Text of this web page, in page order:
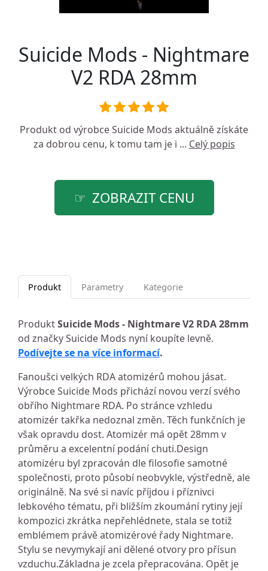
Suicide Mods - Nightmare
V2 RDA 28mm
Produkt od výrobceSuicide Mods aktuálně získáte
za dobrou cenu, k tomu tam je i ... Celý popis
ZOBRAZIT CENU
Produkt Parametry Kategorie
ProduktSuicide Mods - Nightmare V2 RDA 28mm
od značky Suicide Mods nyní koupíte levně.
Podívejte se na více informací.
Fanoušci velkých RDA atomizérů mohou jásat.
Výrobce Suicide Mods přichází novou verzí svého
obřího Nightmare RDA. Po stránce vzhledu
atomizér takřka nedoznal změn. Těch funkčních je
však opravdu dost. Atomizér má opět 28mm v
průměru a excelentní podání chuti.Design
atomizéru byl zpracován dle filosofie samotné
společnosti, proto působí neobvykle, výstředně, ale
originálně. Na své si navíc příjdou i příznivci
lebkového tématu, při bližším zkoumání rytiny její
kompozici zkrátka nepřehlédnete, stala se totiž
emblémem právě atomizérové řady Nightmare.
Stylu se nevymykají ani dělené otvory pro přísun
vzduchu.Základna je zcela přepracována. Opět je